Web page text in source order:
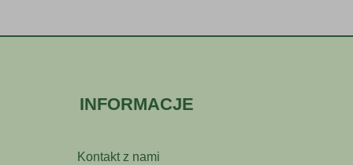
INFORMACJE
Kontakt z nami